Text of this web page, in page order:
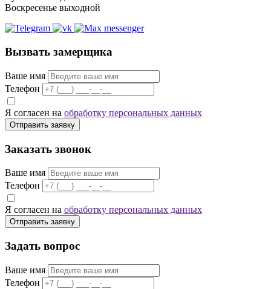
Воскресенье выходной
Вызвать замерщика
Ваше имя
Телефон
Я согласен на обработку персональных данных
Отправить заявку
Заказать звонок
Ваше имя
Телефон
Я согласен на обработку персональных данных
Отправить заявку
Задать вопрос
Ваше имя
Телефон